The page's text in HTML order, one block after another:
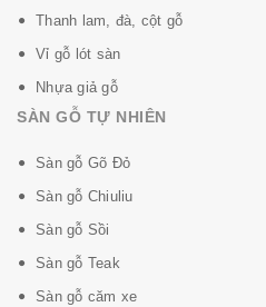
Thanh lam, đà, cột gỗ
Vỉ gỗ lót sàn
Nhựa giả gỗ
SÀN GỖ TỰ NHIÊN
Sàn gỗ Gõ Đỏ
Sàn gỗ Chiuliu
Sàn gỗ Sồi
Sàn gỗ Teak
Sàn gỗ căm xe